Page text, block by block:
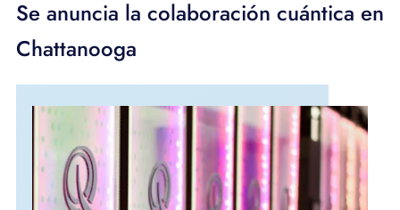
Televisión
Teléfono
BLOG
APOYO
Se anuncia la colaboración cuántica en
Chattanooga